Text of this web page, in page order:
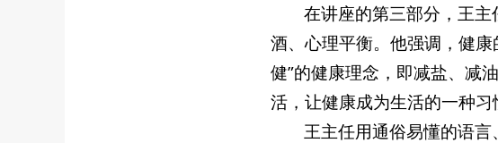
在讲座的第三部分，王
酒、心理平衡。他强调，健
健”的健康理念，即减盐、减
活，让健康成为生活的一种习
王主任用通俗易懂的语